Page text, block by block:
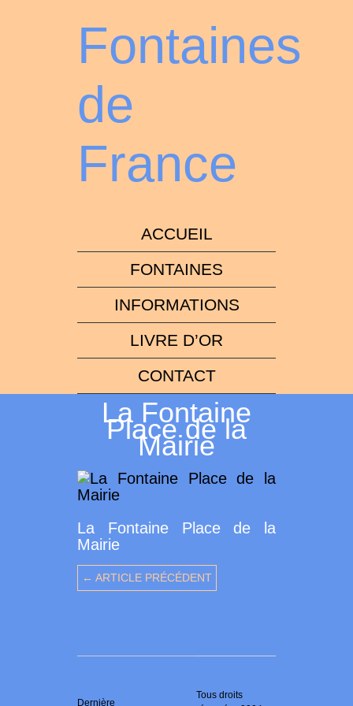
Fontaines
de
France
ACCUEIL
FONTAINES
INFORMATIONS
LIVRE D’OR
CONTACT
La Fontaine
Place de la
Mairie
La Fontaine Place de la
Mairie
← ARTICLE PRÉCÉDENT
Dernière
Tous droits